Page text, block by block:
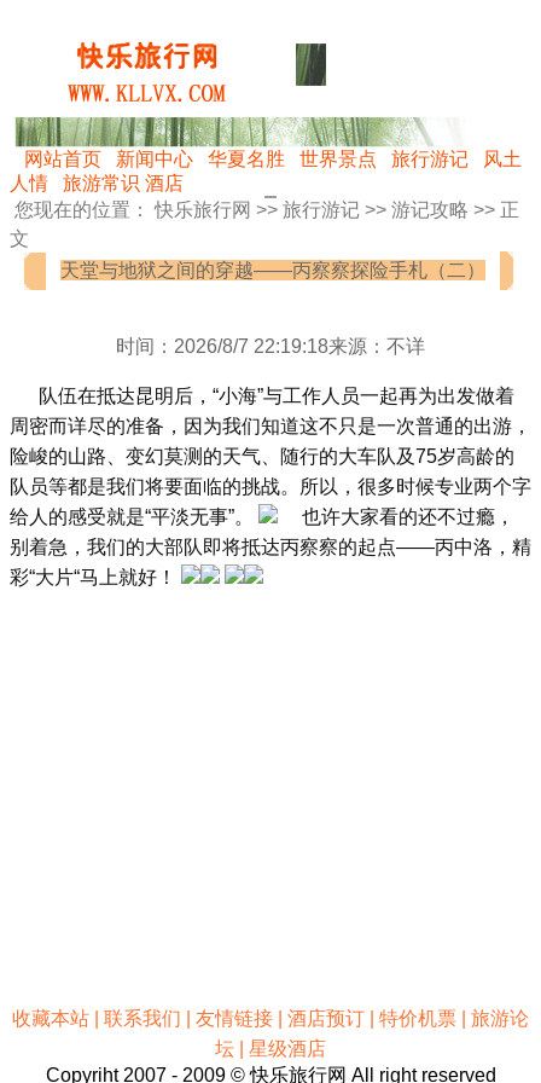
网站首页 新闻中心 华夏名胜 世界景点 旅行游记
风土
人情
旅游常识 酒店
您现在的位置：快乐旅行网 >> 旅行游记 >> 游记攻略 >> 正
文
天堂与地狱之间的穿越——丙察察探险手札（二）
时间：2026/8/7 22:19:18来源：不详
队伍在抵达昆明后，“小海”与工作人员一起再为出发做着
周密而详尽的准备，因为我们知道这不只是一次普通的出游，
险峻的山路、变幻莫测的天气、随行的大车队及75岁高龄的
队员等都是我们将要面临的挑战。所以，很多时候专业两个字
给人的感受就是“平淡无事”。
也许大家看的还不过瘾，
别着急，我们的大部队即将抵达丙察察的起点——丙中洛，精
彩“大片“马上就好！
收藏本站 联系我们 友情链接 酒店预订 特价机票
旅游论
坛
星级酒店
Copyriht 2007 - 2009 © 快乐旅行网 All right reserved